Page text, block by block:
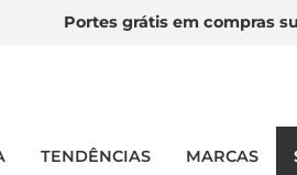
Portes grátis em compras
TENDÊNCIAS MARCAS